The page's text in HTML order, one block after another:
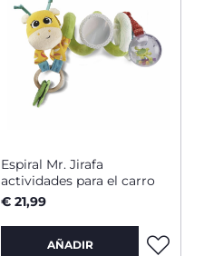
Espiral Mr. Jirafa
actividades para el carro
€ 21,99
AÑADIR